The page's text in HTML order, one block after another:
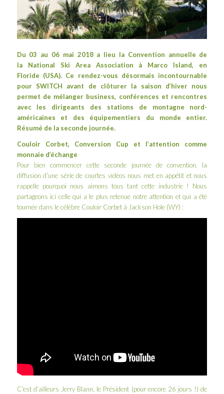
Du 03 au 06 mai 2018 a lieu la Convention annuelle de
la National Ski Area Association à Marco Island, en
Floride (USA). Ce rendez-vous désormais incontournable
pour SWITCH avant de clôturer la saison d’hiver nous
permet de mélanger business, conférences et rencontres
avec les dirigeants des stations de montagne nord-
américaines et des équipementiers du monde entier.
Résumé de la seconde journée.
Couloir Corbet, Conversion Cup et l’attention comme
monnaie d’échange
Pour bien commencer cette seconde journée de convention, la
diffusion d’une série de courtes vidéos nous met en appétit et nous
rappelle pourquoi nous aimons tous tant cette industrie ! Nous
partageons ici celle qui a le plus retenue notre attention et qui a été
tournée dans le célèbre Couloir Corbet à Jackson Hole(WY) :
C’est d’ailleurs Jerry Blann , le Président (pour encore 26 jours !) de